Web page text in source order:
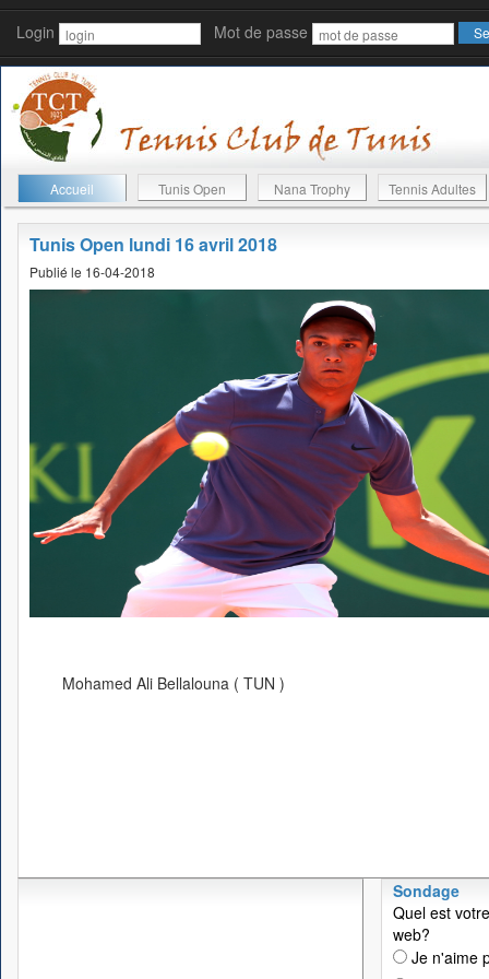
Login Mot de passe
Accueil Tunis Open Nana Trophy Tennis Adultes
Tunis Open lundi 16 avril 2018
Publié le 16-04-2018
Mohamed Ali Bellalouna ( TUN )
Sondage
Quel est
web?
Je n'aime